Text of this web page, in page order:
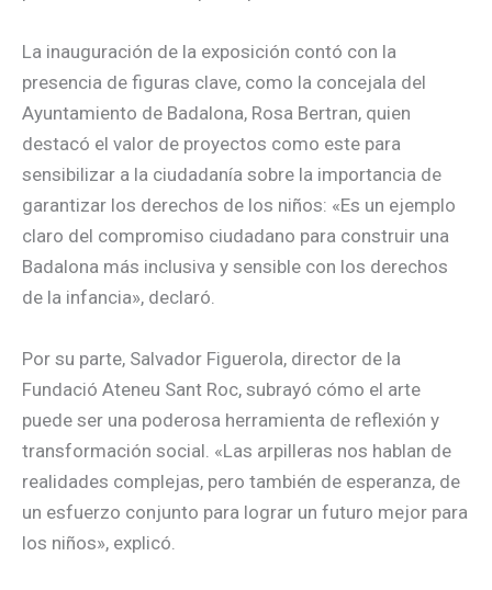
La inauguración de la exposición contó con la
presencia de figuras clave, como la concejala del
Ayuntamiento de Badalona, Rosa Bertran, quien
destacó el valor de proyectos como este para
sensibilizar a la ciudadanía sobre la importancia de
garantizar los derechos de los niños: «Es un ejemplo
claro del compromiso ciudadano para construir una
Badalona más inclusiva y sensible con los derechos
de la infancia», declaró.
Por su parte, Salvador Figuerola, director de la
Fundació Ateneu Sant Roc, subrayó cómo el arte
puede ser una poderosa herramienta de reflexión y
transformación social. «Las arpilleras nos hablan de
realidades complejas, pero también de esperanza, de
un esfuerzo conjunto para lograr un futuro mejor para
los niños», explicó.